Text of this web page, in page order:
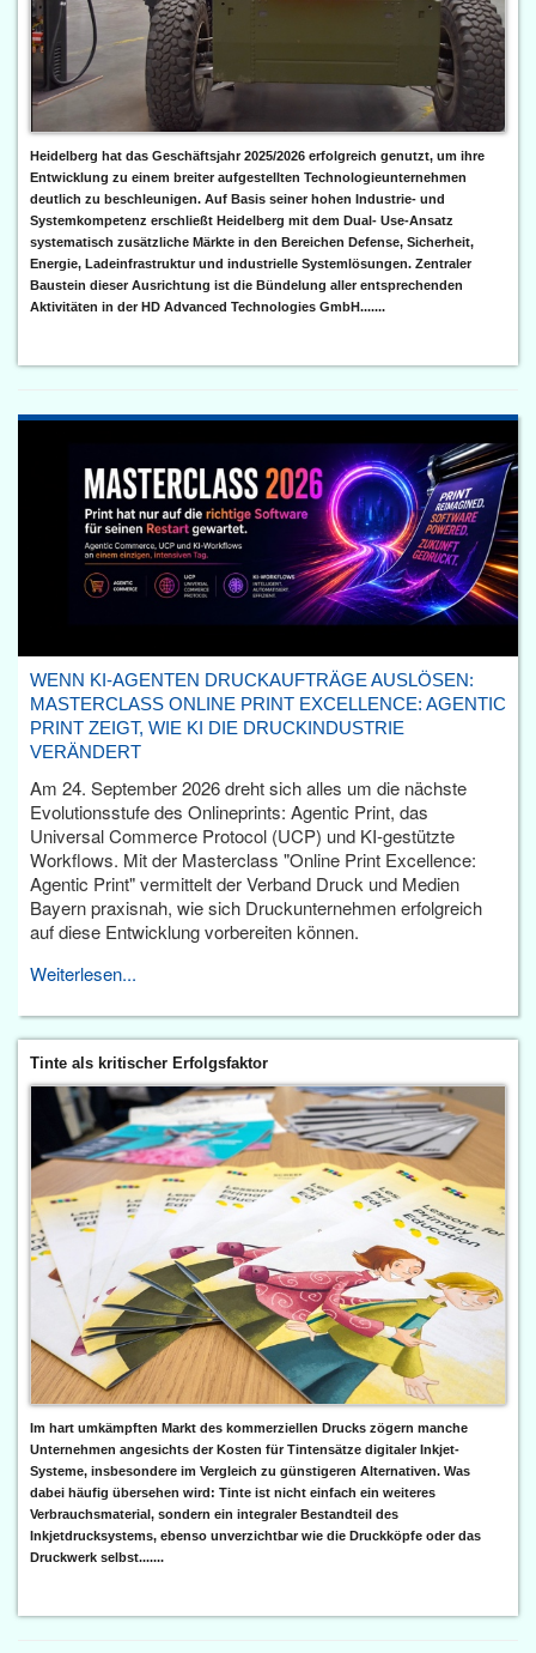
Heidelberg hat das Geschäftsjahr 2025/2026 erfolgreich genutzt, um ihre
Entwicklung zu einem breiter aufgestellten Technologieunternehmen
deutlich zu beschleunigen. Auf Basis seiner hohen Industrie- und
Systemkompetenz erschließt Heidelberg mit dem Dual- Use-Ansatz
systematisch zusätzliche Märkte in den Bereichen Defense, Sicherheit,
Energie, Ladeinfrastruktur und industrielle Systemlösungen. Zentraler
Baustein dieser Ausrichtung ist die Bündelung aller entsprechenden
Aktivitäten in der HD Advanced Technologies GmbH.......
WENN KI-AGENTEN DRUCKAUFTRÄGE AUSLÖSEN:
MASTERCLASS ONLINE PRINT EXCELLENCE: AGENTIC
PRINT ZEIGT, WIE KI DIE DRUCKINDUSTRIE
VERÄNDERT
Am 24. September 2026 dreht sich alles um die nächste
Evolutionsstufe des Onlineprints: Agentic Print, das
Universal Commerce Protocol (UCP) und KI-gestützte
Workflows. Mit der Masterclass "Online Print Excellence:
Agentic Print" vermittelt der Verband Druck und Medien
Bayern praxisnah, wie sich Druckunternehmen erfolgreich
auf diese Entwicklung vorbereiten können.
Weiterlesen...
Tinte als kritischer Erfolgsfaktor
Im hart umkämpften Markt des kommerziellen Drucks zögern manche
Unternehmen angesichts der Kosten für Tintensätze digitaler Inkjet-
Systeme, insbesondere im Vergleich zu günstigeren Alternativen. Was
dabei häufig übersehen wird: Tinte ist nicht einfach ein weiteres
Verbrauchsmaterial, sondern ein integraler Bestandteil des
Inkjetdrucksystems, ebenso unverzichtbar wie die Druckköpfe oder das
Druckwerk selbst.......